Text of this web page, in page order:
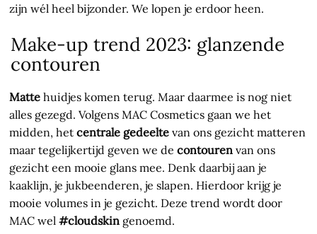
zijn wél heel bijzonder. We lopen je erdoor heen.
Make-up trend 2023: glanzende
contouren
Matte huidjes komen terug. Maar daarmee is nog niet
alles gezegd. Volgens MAC Cosmetics gaan we het
midden, hetcentrale gedeelte van ons gezicht matteren
maar tegelijkertijd geven we decontouren van ons
gezicht een mooie glans mee. Denk daarbij aan je
kaaklijn, je jukbeenderen, je slapen. Hierdoor krijg je
mooie volumes in je gezicht. Deze trend wordt door
MAC wel#cloudskin genoemd.